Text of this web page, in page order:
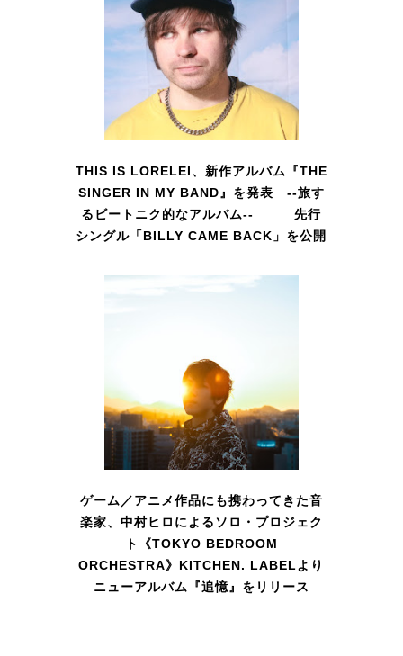
THIS IS LORELEI、新作アルバム『THE
SINGER IN MY BAND』を発表 --旅す
るビートニク的なアルバム-- 先行
シングル「BILLY CAME BACK」を公開
ゲーム／アニメ作品にも携わってきた音
楽家、中村ヒロによるソロ・プロジェク
ト《TOKYO BEDROOM
ORCHESTRA》KITCHEN. LABELより
ニューアルバム『追憶』をリリース